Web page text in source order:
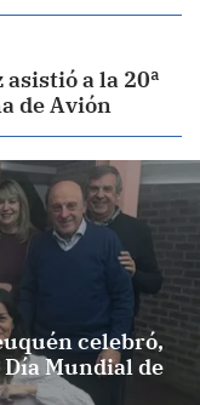
a la 20ª
de Avión
celebró,
Mundial de